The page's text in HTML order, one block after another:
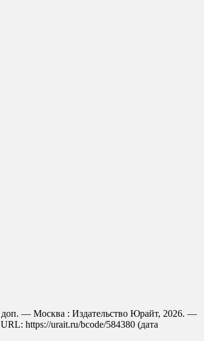
доп. — Москва : Издательство Юрайт, 2026. —
https://urait.ru/bcode/584380 (дата